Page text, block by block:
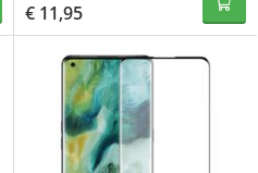
€ 11,95